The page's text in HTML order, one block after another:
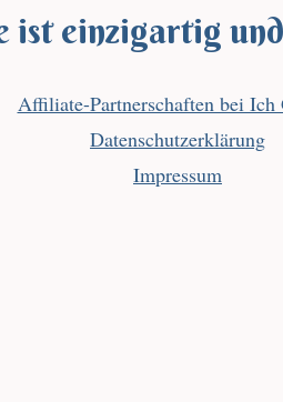
ist einzigartig
Affiliate-Partnerschaften bei Ich
Datenschutzerklärung
Impressum